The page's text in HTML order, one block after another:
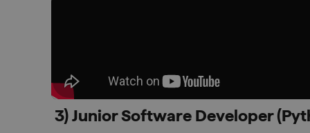
3) Junior Software Developer